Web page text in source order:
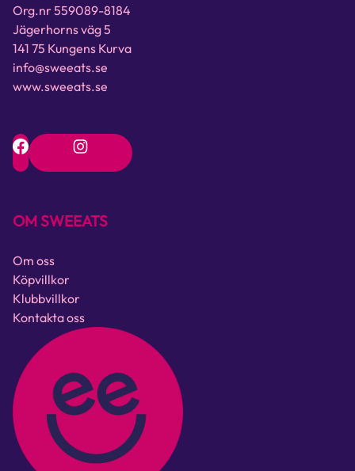
Org.nr 559089-8184
Jägerhorns väg 5
141 75 Kungens Kurva
info@sweeats.se
www.sweeats.se
OM SWEEATS
Om oss
Köpvillkor
Klubbvillkor
Kontakta oss